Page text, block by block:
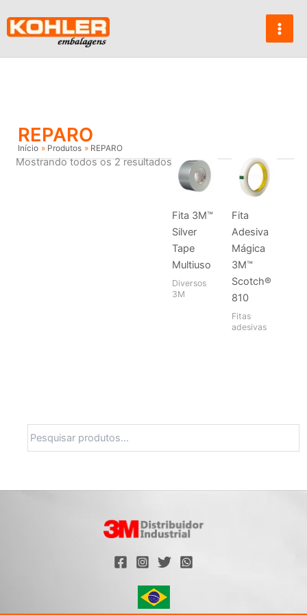
para
conteúdo
REPARO
Início Produtos REPARO
Mostrando todos os 2 resultados
Fita 3M™
Silver
Tape
Multiuso
Diversos
3M
Fita
Adesiva
Mágica
3M™
Scotch®
810
Fitas
adesivas